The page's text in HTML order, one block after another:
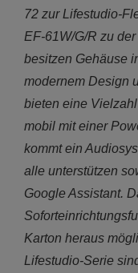
72 zur Lifestudio-
EF-61W/G/R zu
besitzen Gehäuse
modernem Design
bieten eine
mobil mit einer
kommt ein
alle unterstützen
Google Assistant.
Karton heraus
Lifestudio-Serie